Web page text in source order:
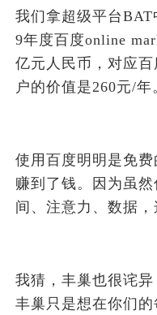
我们拿超级平台
9年度百度online
亿元人民币，对应
户的价值是260元/年
使用百度明明是免
赚到了钱。因为虽
间、注意力、数据，
我猜，丰巢也很诧
丰巢只是想在你们